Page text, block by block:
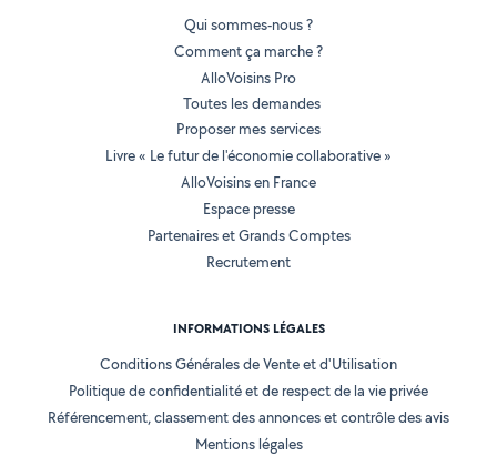
Qui sommes-nous ?
Comment ça marche ?
AlloVoisins Pro
Toutes les demandes
Proposer mes services
Livre « Le futur de l'économie collaborative »
AlloVoisins en France
Espace presse
Partenaires et Grands Comptes
Recrutement
INFORMATIONS LÉGALES
Conditions Générales de Vente et d'Utilisation
Politique de confidentialité et de respect de la vie privée
Référencement, classement des annonces et contrôle des avis
Mentions légales